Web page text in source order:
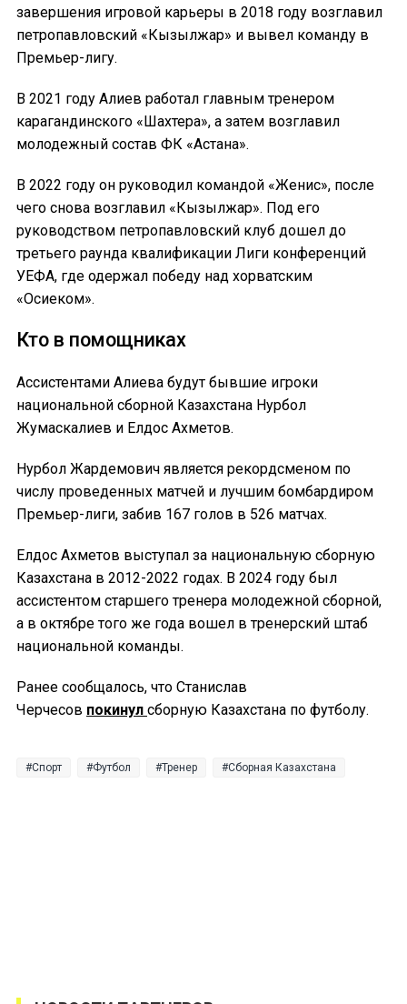
завершения игровой карьеры в 2018 году возглавил
петропавловский «Кызылжар» и вывел команду в
Премьер-лигу.
В 2021 году Алиев работал главным тренером
карагандинского «Шахтера», а затем возглавил
молодежный состав ФК «Астана».
В 2022 году он руководил командой «Женис», после
чего снова возглавил «Кызылжар». Под его
руководством петропавловский клуб дошел до
третьего раунда квалификации Лиги конференций
УЕФА, где одержал победу над хорватским
«Осиеком».
Кто в помощниках
Ассистентами Алиева будут бывшие игроки
национальной сборной Казахстана Нурбол
Жумаскалиев и Елдос Ахметов.
Нурбол Жардемович является рекордсменом по
числу проведенных матчей и лучшим бомбардиром
Премьер-лиги, забив 167 голов в 526 матчах.
Елдос Ахметов выступал за национальную сборную
Казахстана в 2012-2022 годах. В 2024 году был
ассистентом старшего тренера молодежной сборной,
а в октябре того же года вошел в тренерский штаб
национальной команды.
Ранее сообщалось, что Станислав
Черчесов покинул сборную Казахстана по футболу.
Спорт Футбол Тренер Сборная Казахстана